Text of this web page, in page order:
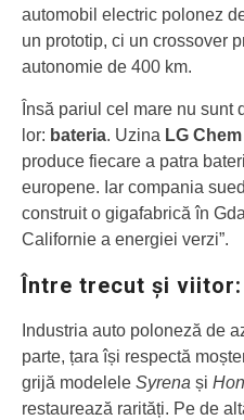
automobil electric polonez
un prototip, ci un crossover
autonomie de 400 km.
Însă pariul cel mare nu sunt
lor: bateria. Uzina LG Chem
produce fiecare a patra
europene. Iar compania
construit o gigafabrică în
Californie a energiei verzi”.
Între trecut și
Industria auto poloneză de
parte, țara își respectă
grijă modelele Syrena și
restaurează rarități. Pe de